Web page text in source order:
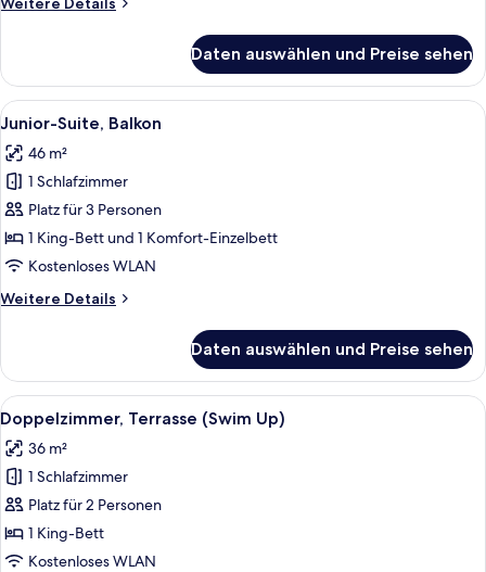
Zimmer,
Balkon
Daten auswählen und Preise sehen
Alle
Fotos
für
Junior-
Suite,
Balkon
anzeigen
Ein modernes Schlafzimmer mit
6
Junior-Suite, Balkon
46 m²
1 Schlafzimmer
Platz für 3 Personen
1 King-Bett und 1 Komfort-Einzelbett
Kostenloses WLAN
Weitere Details
Weitere
Suite,
Balkon
Daten auswählen und Preise sehen
Alle
Fotos
für
Doppelzimmer,
Terrasse
(Swim
Up)
Ein moderner Poolbereich im
6
Doppelzimmer, Terrasse (Swim Up)
36 m²
1 Schlafzimmer
Platz für 2 Personen
1 King-Bett
Kostenloses WLAN